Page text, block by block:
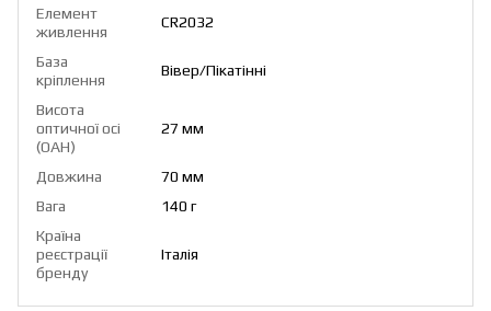
Елемент
живлення
CR2032
База
кріплення
Вівер/Пікатінні
Висота
оптичної осі
(OAH)
27 мм
Довжина
70 мм
Вага
140 г
Країна
реєстрації
бренду
Італія